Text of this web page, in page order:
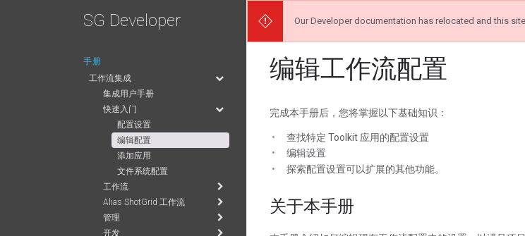
SG Developer
手册
工作流集成
集成用户手册
快速入门
配置设置
编辑配置
添加应用
文件系统配置
工作流
Alias ShotGrid 工作流
管理
开发
Our Developer documentation has relocated and this
编辑工作流配置
完成本手册后，您将掌握以下基础知识：
查找特定 Toolkit 应用的配置设置
编辑设置
探索配置设置可以扩展的其他功能。
关于本手册